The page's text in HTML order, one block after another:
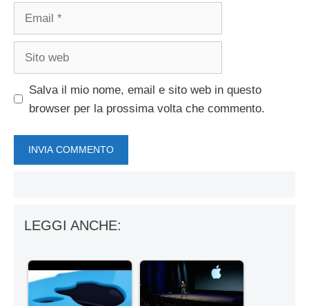
Email
Sito
Salva il mio nome, email e sito web in questo
browser per la prossima volta che commento.
LEGGI ANCHE: